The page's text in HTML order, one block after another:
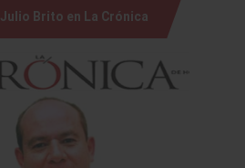
Julio Brito en La Crónica